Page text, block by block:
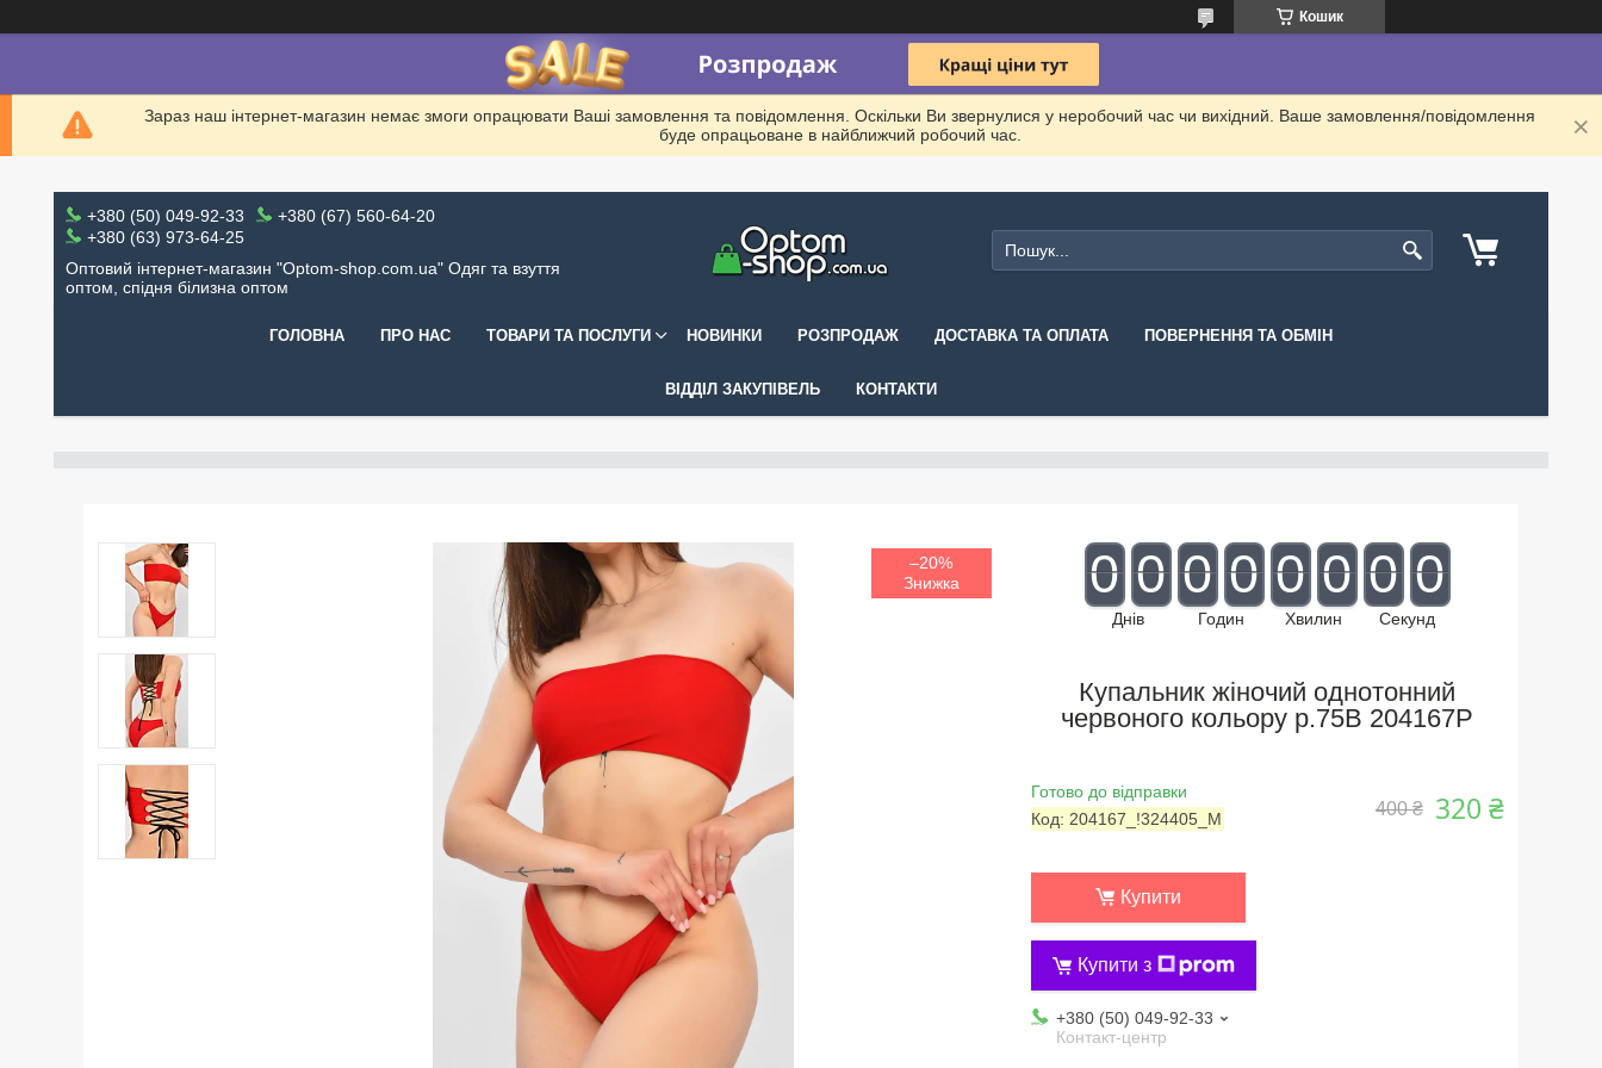
Кошик
Зараз наш інтернет-магазин немає змоги опрацювати Ваші замовлення та повідомлення. Оскільки Ви звернулися у неробочий час чи вихідний. Ваше замовлення/повідомлення
буде опрацьоване в найближчий робочий час.
+380 (50) 049-92-33
+380 (67) 560-64-20
+380 (63) 973-64-25
Оптовий інтернет-магазин "Optom-shop.com.ua" Одяг та взуття
оптом, спідня білизна оптом
ГОЛОВНА ПРО НАС ТОВАРИ ТА ПОСЛУГИ НОВИНКИ РОЗПРОДАЖ ДОСТАВКА ТА ОПЛАТА ПОВЕРНЕННЯ ТА ОБМІН
ВІДДІЛ ЗАКУПІВЕЛЬ КОНТАКТИ
–20% 0 0
Днів
0 0
Годин
0 0
Хвилин
0 0
Секунд
Купальник жіночий однотонний
червоного кольору р.75B 204167P
Готово до відправки
Код: 204167_!324405_M 400 ₴ 320 ₴
Купити
Купити з
+380 (50) 049-92-33
Контакт-центр